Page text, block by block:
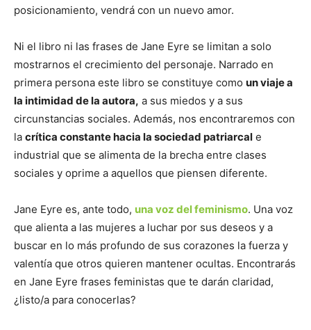
posicionamiento, vendrá con un nuevo amor.
Ni el libro ni las frases de Jane Eyre se limitan a solo
mostrarnos el crecimiento del personaje. Narrado en
primera persona este libro se constituye como un viaje a
la intimidad de la autora, a sus miedos y a sus
circunstancias sociales. Además, nos encontraremos con
la crítica constante hacia la sociedad patriarcal e
industrial que se alimenta de la brecha entre clases
sociales y oprime a aquellos que piensen diferente.
Jane Eyre es, ante todo, una voz del feminismo. Una voz
que alienta a las mujeres a luchar por sus deseos y a
buscar en lo más profundo de sus corazones la fuerza y
valentía que otros quieren mantener ocultas. Encontrarás
en Jane Eyre frases feministas que te darán claridad,
¿listo/a para conocerlas?